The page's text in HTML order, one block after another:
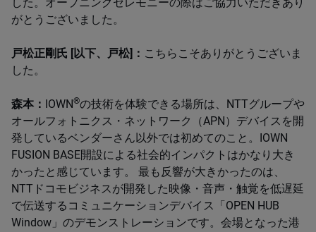
がとうございました。
戸松正剛氏 [以下、戸松]： こちらこそありがとうございま
した。
森本： IOWN®の技術を体験できる場所は、NTTグループや
オールフォトニクス・ネットワーク（APN）デバイスを開
発しているベンダーさん以外では初めてのこと。IOWN
FUSION BASE開設による社会的インパクトはかなり大き
かったと感じています。 最も反響が大きかったのは、
NTTドコモビジネスが開発した映像・音声・触覚を低遅延
で伝送するコミュニケーションデバイス「OPEN HUB
Window」のデモンストレーションです。会場となった港